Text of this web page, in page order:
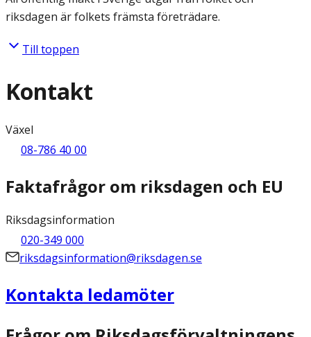
riksdagen är folkets främsta företrädare.
Till toppen
Kontakt
Växel
08-786 40 00
Faktafrågor om riksdagen och EU
Riksdagsinformation
020-349 000
riksdagsinformation@riksdagen.se
Kontakta ledamöter